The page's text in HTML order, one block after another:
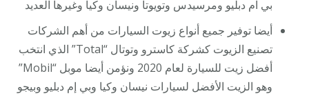
بي ام دبليو ومرسيدس وتويوتا ونيسان وكيا وغيرها العديد
أيضا توفير جميع أنواع زيوت السيارات من أهم الشركات
تصنيع الزيوت كشركة كاسترو وتوتال “Total” الذي انتخب
أفضل زيت للسيارة لعام 2020 ونؤمن أيضا موبل “Mobil”
وهو الزيت الأفضل لسيارات نيسان وكيا وبي إم دبليو وبيجو